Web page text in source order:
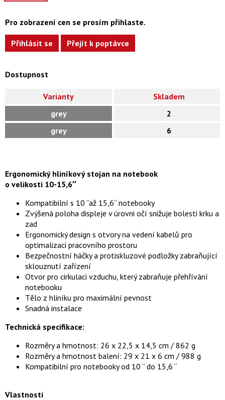
Pro zobrazení cen se prosím přihlaste.
Přihlásit se Přejít k poptávce
Dostupnost
Varianty
Skladem
grey
2
grey
6
Ergonomický hliníkový stojan na notebook
o velikosti 10-15,6″
Kompatibilní s 10 “až 15,6“ notebooky
Zvýšená poloha displeje v úrovni očí snižuje bolesti krku a
zad
Ergonomický design s otvory na vedení kabelů pro
optimalizaci pracovního prostoru
Bezpečnostní háčky a protiskluzové podložky zabraňující
sklouznutí zařízení
Otvor pro cirkulaci vzduchu, který zabraňuje přehřívání
notebooku
Tělo z hliníku pro maximální pevnost
Snadná instalace
Technická specifikace:
Rozměry a hmotnost: 26 x 22,5 x 14,5 cm / 862 g
Rozměry a hmotnost balení: 29 x 21 x 6 cm / 988 g
Kompatibilní pro notebooky od 10 “ do 15,6 “
Vlastnosti